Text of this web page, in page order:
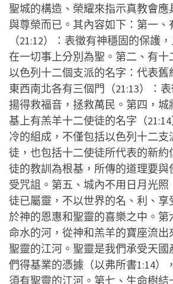
聖城的構造、榮耀來指示真教會
與尊榮而已。其內容如下：第一、
（21:12）：表徵有神穩固的保護
在一切事上分別為聖。第二、有十
以色列十二個支派的名字：代表舊
東西南北各有三個門（21:13）：
揚得救福音，拯救萬民。第四，城
基上有羔羊十二使徒的名字（
冷的組成，不僅包括以色列十二支
徒，也包括十二使徒所代表的新
徒的教訓為根基，所傳的道理要
受咒詛。第五、城內不用日月光照
徒已屬靈，不以世界的名、利、享
於神的恩惠和聖靈的喜樂之中。第
命水的河，從神和羔羊的寶座流出
聖靈的江河。聖靈是我們承受天
們得基業的憑據（以弗所書1:14）
須有聖靈的江河。第七、生命樹結